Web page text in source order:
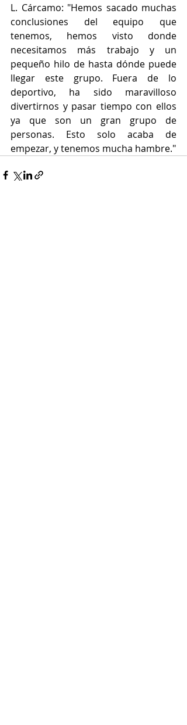
L. Cárcamo: "Hemos sacado muchas
conclusiones del equipo que
tenemos, hemos visto donde
necesitamos más trabajo y un
pequeño hilo de hasta dónde puede
llegar este grupo. Fuera de lo
deportivo, ha sido maravilloso
divertirnos y pasar tiempo con ellos
ya que son un gran grupo de
personas. Esto solo acaba de
empezar, y tenemos mucha hambre."